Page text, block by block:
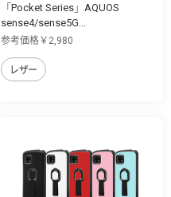
「Pocket Series」AQUOS
sense4/sense5G...
参考価格￥2,980
レザー